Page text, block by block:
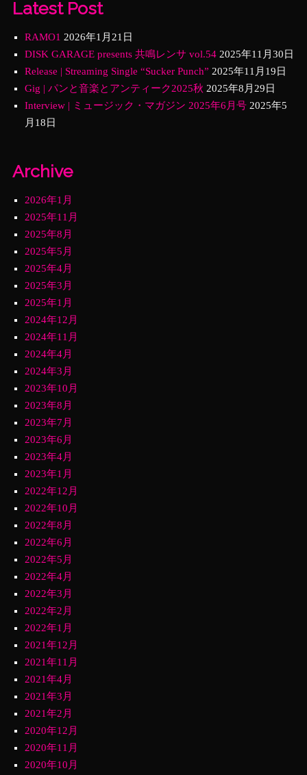
Latest Post
RAMO1 2026年1月21日
DISK GARAGE presents 共鳴レンサ vol.54 2025年11月30日
Release | Streaming Single “Sucker Punch” 2025年11月19日
Gig | パンと音楽とアンティーク2025秋 2025年8月29日
Interview | ミュージック・マガジン 2025年6月号 2025年5
月18日
Archive
2026年1月
2025年11月
2025年8月
2025年5月
2025年4月
2025年3月
2025年1月
2024年12月
2024年11月
2024年4月
2024年3月
2023年10月
2023年8月
2023年7月
2023年6月
2023年4月
2023年1月
2022年12月
2022年10月
2022年8月
2022年6月
2022年5月
2022年4月
2022年3月
2022年2月
2022年1月
2021年12月
2021年11月
2021年4月
2021年3月
2021年2月
2020年12月
2020年11月
2020年10月